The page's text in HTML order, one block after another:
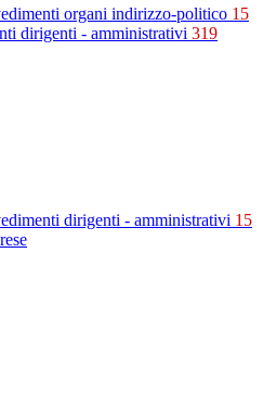
organi indirizzo-politico 15
dirigenti - amministrativi 319
dirigenti - amministrativi 15